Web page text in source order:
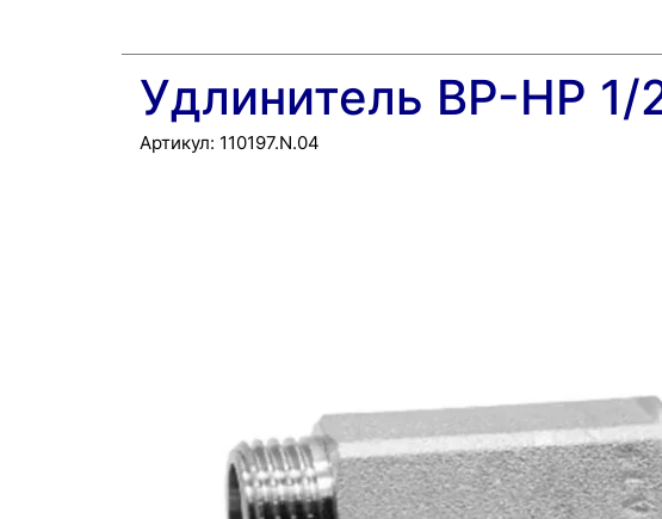
Удлинитель ВР-НР
Артикул: 110197.N.04